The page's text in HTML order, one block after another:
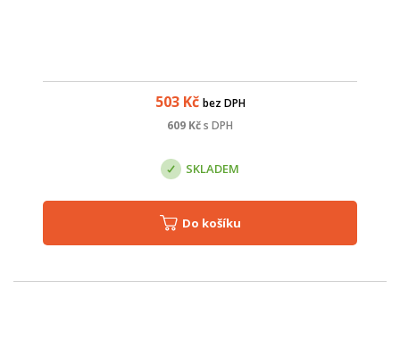
503Kč bez DPH
609 Kčs DPH
SKLADEM
Do košíku